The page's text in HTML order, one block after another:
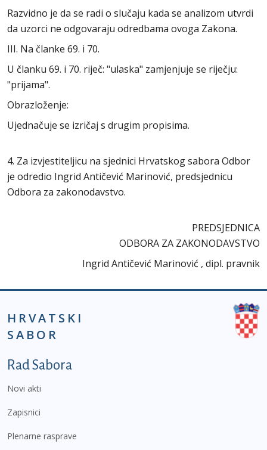
Razvidno je da se radi o slučaju kada se analizom utvrdi
da uzorci ne odgovaraju odredbama ovoga Zakona.
III. Na članke 69. i 70.
U članku 69. i 70. riječ: "ulaska" zamjenjuje se riječju:
"prijama".
Obrazloženje:
Ujednačuje se izričaj s drugim propisima.
4. Za izvjestiteljicu na sjednici Hrvatskog sabora Odbor
je odredio Ingrid Antičević Marinović, predsjednicu
Odbora za zakonodavstvo.
PREDSJEDNICA
ODBORA ZA ZAKONODAVSTVO
Ingrid Antičević Marinović , dipl. pravnik
HRVATSKI
SABOR
Podnožje prvi izbornik
Rad Sabora
Novi akti
Zapisnici
Plenarne rasprave